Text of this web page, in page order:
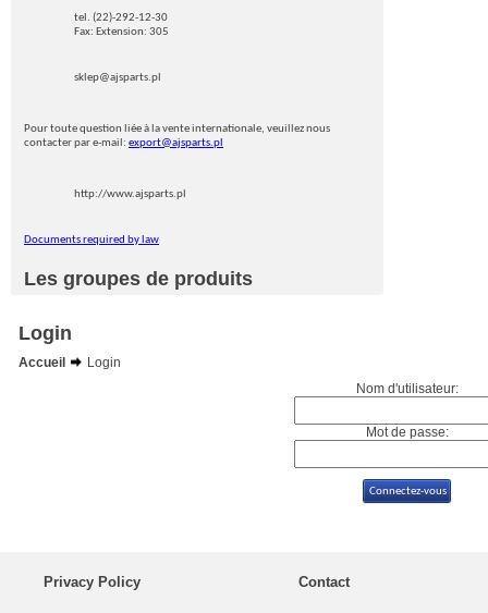
tel. (22)-292-12-30
Fax: Extension: 305
sklep@ajsparts.pl
Pour toute question liée à la vente internationale, veuillez nous
contacter par e-mail: export@ajsparts.pl
http://www.ajsparts.pl
Documents required by law
Les groupes de produits
Login
Accueil
Login
Nom d'utilisateur:
Mot de passe:
Privacy Policy Contact